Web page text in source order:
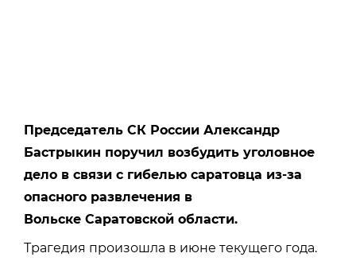
Председатель СК России Александр
Бастрыкин поручил возбудить уголовное
дело в связи с гибелью саратовца из-за
опасного развлечения в
Вольске Саратовской области.
Трагедия произошла в июне текущего года.